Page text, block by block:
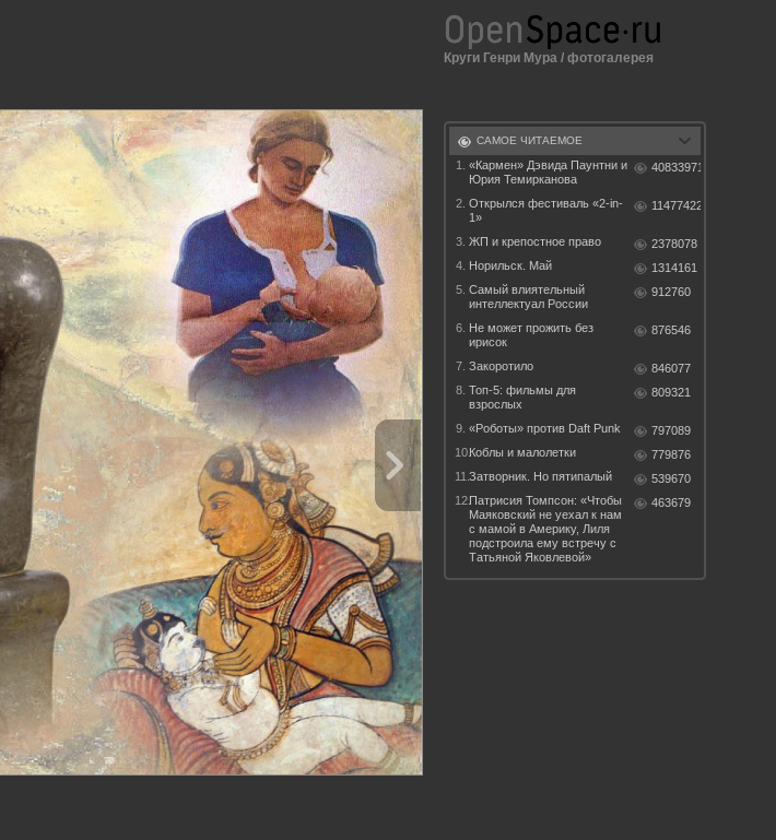
Круги Генри Мура / фотогалерея
САМОЕ ЧИТАЕМОЕ
1.
«Кармен» Дэвида Паунтни и
Юрия Темирканова
40833971
2. Открылся фестиваль «2-in-
1»
11477422
3. ЖП и крепостное право
2378078
4. Норильск. Май
1314161
5. Самый влиятельный
интеллектуал России
912760
6. Не может прожить без
ирисок
876546
7. Закоротило
846077
8. Топ-5: фильмы для
взрослых
809321
9. «Роботы» против Daft Punk
797089
10.Коблы и малолетки
779876
11.Затворник. Но пятипалый
539670
12.Патрисия Томпсон: «Чтобы
Маяковский не уехал к нам
с мамой в Америку, Лиля
подстроила ему встречу с
Татьяной Яковлевой»
463679